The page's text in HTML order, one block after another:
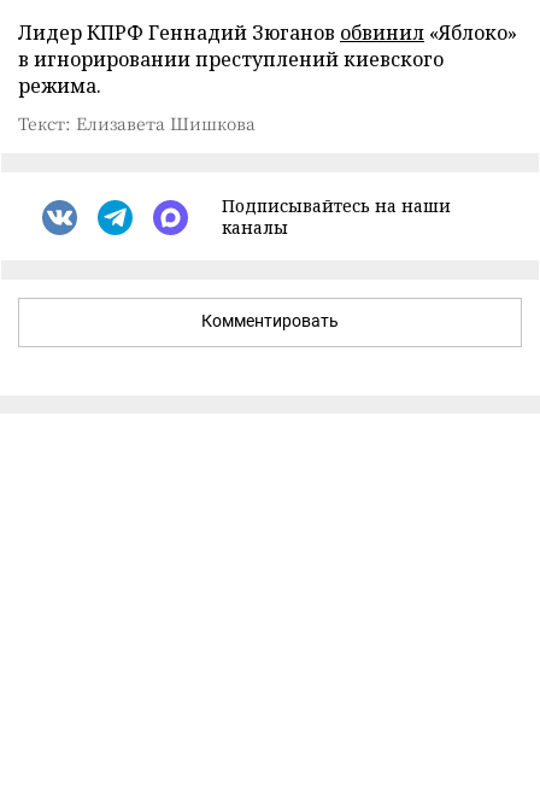
Лидер КПРФ Геннадий Зюганов обвинил «Яблоко»
в игнорировании преступлений киевского
режима.
Текст: Елизавета Шишкова
Подписывайтесь на наши
каналы
Комментировать